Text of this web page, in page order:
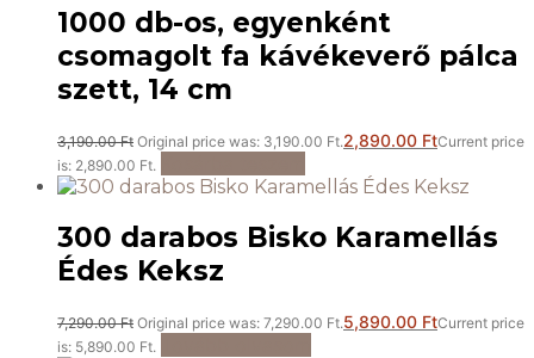
1000 db-os, egyenként
csomagolt fa kávékeverő pálca
szett, 14 cm
3,190.00Ft Original price was: 3,190.00 Ft.2,890.00 FtCurrent price
is: 2,890.00 Ft.
300 darabos Bisko Karamellás
Édes Keksz
7,290.00Ft Original price was: 7,290.00 Ft.5,890.00 FtCurrent price
is: 5,890.00 Ft.